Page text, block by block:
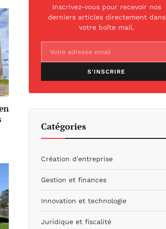
Inscrivez-vous pour recevoir nos
derniers articles directement dans
votre boîte mail.
S'INSCRIRE
Catégories
Création d'entreprise
Gestion et finances
Innovation et technologie
Juridique et fiscalité